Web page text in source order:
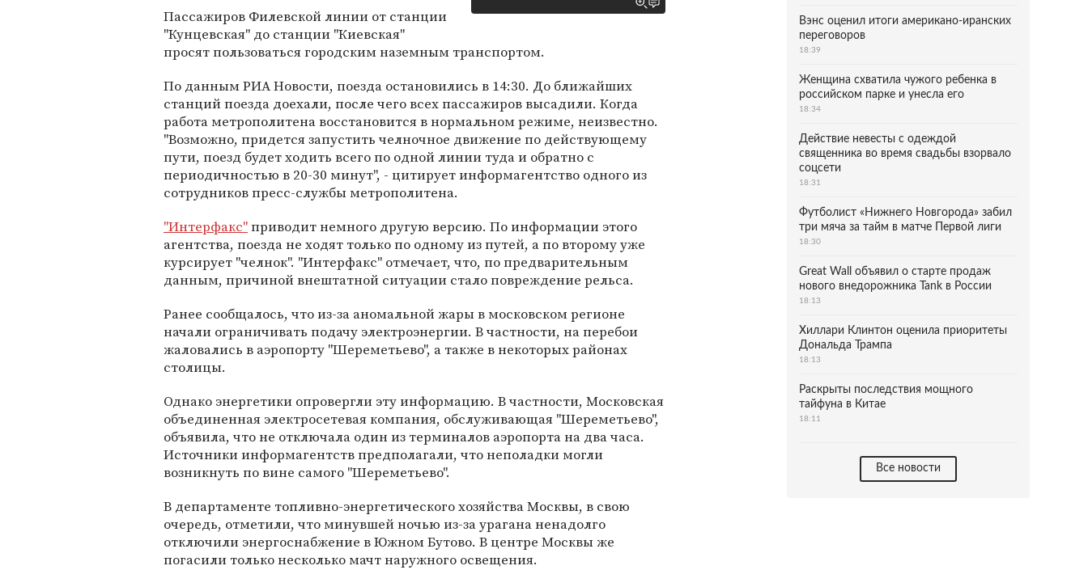
Пассажиров Филевской линии от станции
"Кунцевская" до станции "Киевская"
просят пользоваться городским наземным транспортом.
По данным РИА Новости, поезда остановились в 14:30. До ближайших
станций поезда доехали, после чего всех пассажиров высадили. Когда
работа метрополитена восстановится в нормальном режиме, неизвестно.
"Возможно, придется запустить челночное движение по действующему
пути, поезд будет ходить всего по одной линии туда и обратно с
периодичностью в 20-30 минут", - цитирует информагентство одного из
сотрудников пресс-службы метрополитена.
"Интерфакс"приводит немного другую версию. По информации этого
агентства, поезда не ходят только по одному из путей, а по второму уже
курсирует "челнок". "Интерфакс" отмечает, что, по предварительным
данным, причиной внештатной ситуации стало повреждение рельса.
Ранее сообщалось, что из-за аномальной жары в московском регионе
начали ограничивать подачу электроэнергии. В частности, на перебои
жаловались в аэропорту "Шереметьево", а также в некоторых районах
столицы.
Однако энергетики опровергли эту информацию. В частности, Московская
объединенная электросетевая компания, обслуживающая "Шереметьево",
объявила, что не отключала один из терминалов аэропорта на два часа.
Источники информагентств предполагали, что неполадки могли
возникнуть по вине самого "Шереметьево".
В департаменте топливно-энергетического хозяйства Москвы, в свою
очередь, отметили, что минувшей ночью из-за урагана ненадолго
отключили энергоснабжение в Южном Бутово. В центре Москвы же
погасили только несколько мачт наружного освещения.
Вэнс оценил итоги американо-иранских
переговоров
18:39
Женщина схватила чужого ребенка в
российском парке и унесла его
18:34
Действие невесты с одеждой
священника во время свадьбы взорвало
соцсети
18:31
Футболист «Нижнего Новгорода» забил
три мяча за тайм в матче Первой лиги
18:30
Great Wall объявил о старте продаж
нового внедорожника Tank в России
18:13
Хиллари Клинтон оценила приоритеты
Дональда Трампа
18:13
Раскрыты последствия мощного
тайфуна в Китае
18:11
Все новости